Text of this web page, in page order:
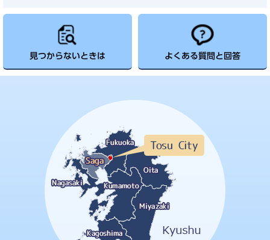
見つからないときは よくある質問と回答